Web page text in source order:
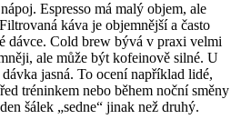
Espresso má malý objem, ale
káva je objemnější a často
dávce. Cold brew bývá v praxi velmi
ale může být kofeinově silné. U
jasná. To ocení například lidé,
tréninkem nebo během noční směny
šálek „sedne“ jinak než druhý.